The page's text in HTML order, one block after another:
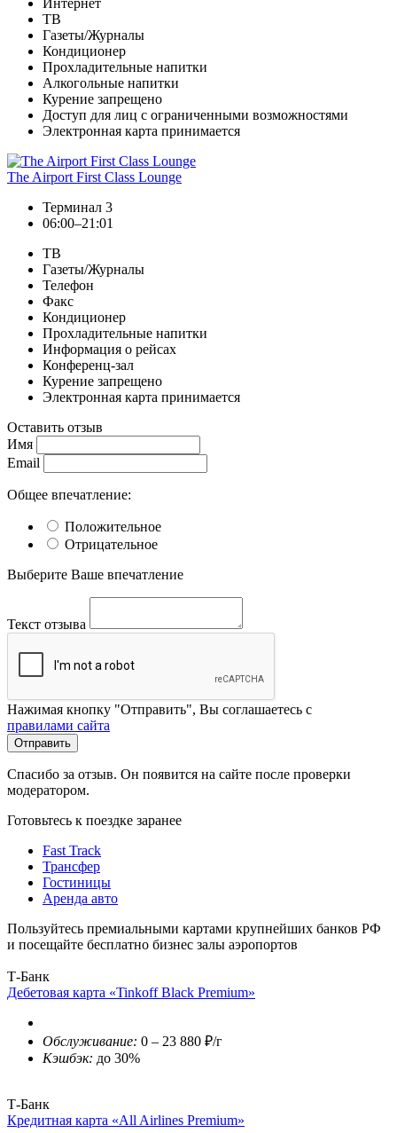
ТВ
Газеты/Журналы
Кондиционер
Прохладительные напитки
Алкогольные напитки
Курение запрещено
Доступ для лиц с ограниченными возможностями
Электронная карта принимается
The Airport First Class Lounge
Терминал 3
06:00–21:01
ТВ
Газеты/Журналы
Телефон
Факс
Кондиционер
Прохладительные напитки
Информация о рейсах
Конференц-зал
Курение запрещено
Электронная карта принимается
Оставить отзыв
Имя
Email
Общее впечатление:
Положительное
Отрицательное
Выберите Ваше впечатление
Текст отзыва
Нажимая кнопку "Отправить", Вы соглашаетесь с
правилами сайта
Отправить
Спасибо за отзыв. Он появится на сайте после проверки
модератором.
Готовьтесь к поездке заранее
Fast Track
Трансфер
Гостиницы
Аренда авто
Пользуйтесь премиальными картами крупнейших банков РФ
и посещайте бесплатно бизнес залы аэропортов
Т-Банк
Дебетовая карта «Tinkoff Black Premium»
Обслуживание: 0 – 23 880 ₽/г
Кэшбэк: до 30%
Т-Банк
Кредитная карта «All Airlines Premium»